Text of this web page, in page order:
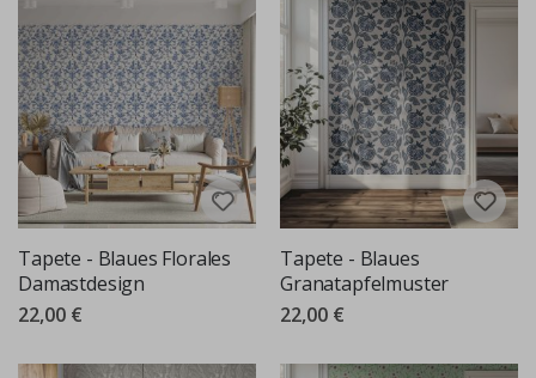
Tapete - Blaues Florales
Damastdesign
22,00 €
Tapete - Blaues
Granatapfelmuster
22,00 €